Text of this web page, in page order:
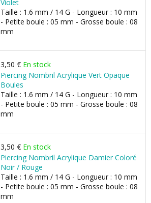
Violet
Taille : 1.6 mm / 14 G - Longueur : 10 mm
- Petite boule : 05 mm - Grosse boule : 08
mm
3,50 € En stock
Piercing Nombril Acrylique Vert Opaque
Boules
Taille : 1.6 mm / 14 G - Longueur : 10 mm
- Petite boule : 05 mm - Grosse boule : 08
mm
3,50 € En stock
Piercing Nombril Acrylique Damier Coloré
Noir / Rouge
Taille : 1.6 mm / 14 G - Longueur : 10 mm
- Petite boule : 05 mm - Grosse boule : 08
mm